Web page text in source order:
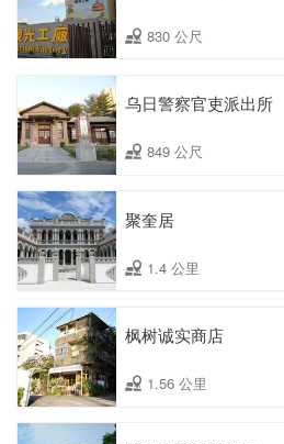
830 公尺
乌日警察官吏派出所
849 公尺
聚奎居
1.4 公里
枫树诚实商店
1.56 公里